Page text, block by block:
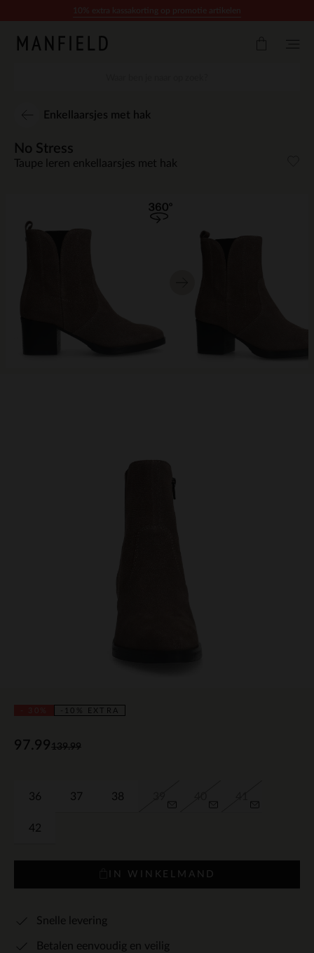
Enkellaarsjes met hak
-10% EXTRA
No Stress
Taupe leren enkellaarsjes met hak
139.99
97.99
36 37 38
42
IN WINKELMAND
Snelle levering
Betalen eenvoudig en veilig